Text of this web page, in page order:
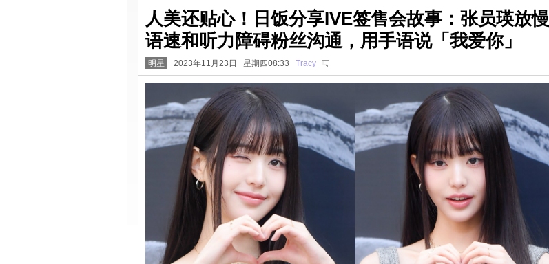
人美还贴心！日饭分享IVE签售会故事：张员瑛放慢
语速和听力障碍粉丝沟通，用手语说「我爱你」
明星 2023年11月23日 星期四08:33 Tracy